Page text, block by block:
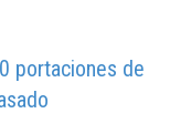
portaciones de